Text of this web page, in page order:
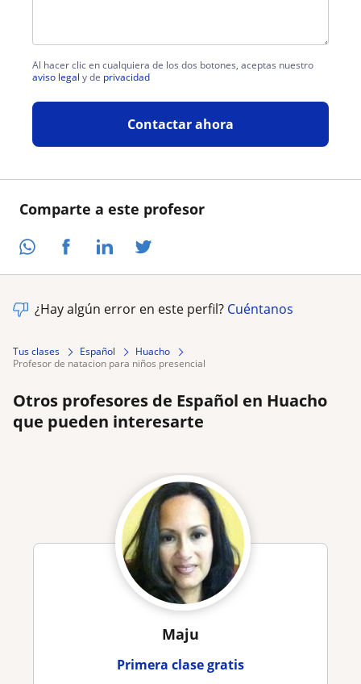
Comparte a este profesor
Al hacer clic en cualquiera de los dos botones, aceptas nuestro
aviso legal y de privacidad
Contactar ahora
¿Hay algún error en este perfil? Cuéntanos
Tus clases Español
Huacho
profesor de natacion para niños presencial
Otros profesores de Español en Huacho
que pueden interesarte
Maju
Primera clase gratis